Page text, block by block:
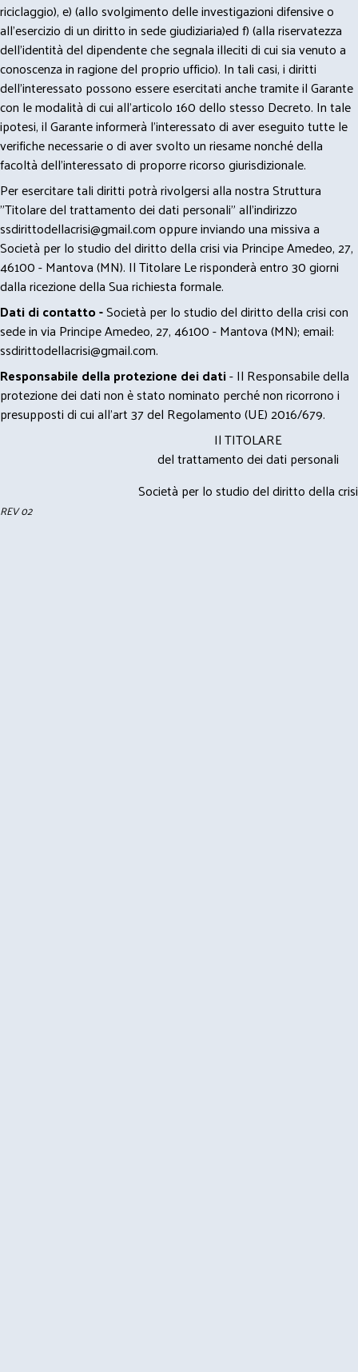
riciclaggio), e) (allo svolgimento delle investigazioni difensive o
all’esercizio di un diritto in sede giudiziaria)ed f) (alla riservatezza
dell’identità del dipendente che segnala illeciti di cui sia venuto a
conoscenza in ragione del proprio ufficio). In tali casi, i diritti
dell’interessato possono essere esercitati anche tramite il Garante
con le modalità di cui all’articolo 160 dello stesso Decreto. In tale
ipotesi, il Garante informerà l’interessato di aver eseguito tutte le
verifiche necessarie o di aver svolto un riesame nonché della
facoltà dell’interessato di proporre ricorso giurisdizionale.
Per esercitare tali diritti potrà rivolgersi alla nostra Struttura
"Titolare del trattamento dei dati personali" all'indirizzo
ssdirittodellacrisi@gmail.comoppure inviando una missiva a
Società per lo studio del diritto della crisi via Principe Amedeo, 27,
46100 - Mantova (MN). Il Titolare Le risponderà entro 30 giorni
dalla ricezione della Sua richiesta formale.
Dati di contatto -Società per lo studio del diritto della crisi con
sede in via Principe Amedeo, 27, 46100 - Mantova (MN); email:
ssdirittodellacrisi@gmail.com.
Responsabile della protezione dei dati- Il Responsabile della
protezione dei dati non è stato nominato perché non ricorrono i
presupposti di cui all’art 37 del Regolamento (UE) 2016/679.
Il TITOLARE
del trattamento dei dati personali
Società per lo studio del diritto della crisi
REV 02